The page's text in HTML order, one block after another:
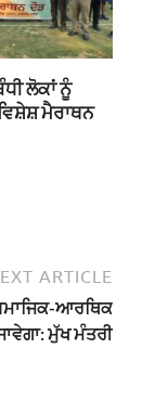
ਲੋਕਾਂ ਨੂੰ
ਮੈਰਾਥਨ
ARTICLE
ਆਰਥਿਕ
ਮੁੱਖ ਮੰਤਰੀ